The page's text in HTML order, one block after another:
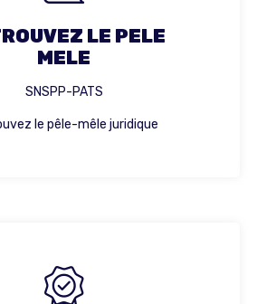
LE PELE
MELE
SNSPP-PATS
le pêle-mêle juridique